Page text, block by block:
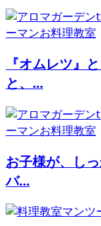
『オムレツ』
と、...
お子様が、し
バ...